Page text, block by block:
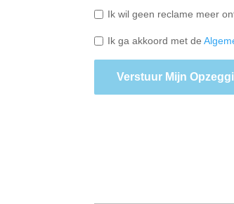
Ik wil geen reclame meer
Ik ga akkoord met de
Verstuur Mijn